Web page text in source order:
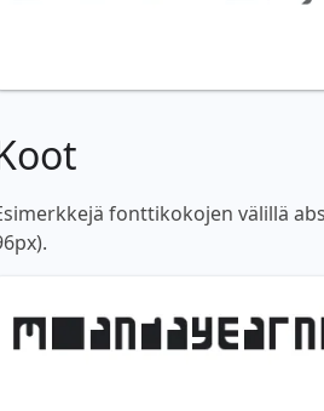
fonttikokojen välillä